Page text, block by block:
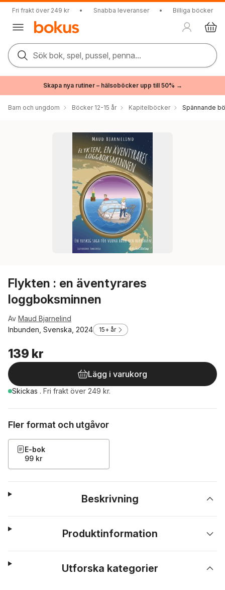
Fri frakt över 249 kr • Snabba leveranser • Billiga böcker
Sök bok, spel, pussel, penna...
Skapa nya rutiner – hälsoböcker upp till 50% →
Barn och ungdom Böcker 12-15 år Kapitelböcker Spännande
Flykten : en äventyrares
loggboksminnen
Av Maud Bjarnelind
Inbunden, Svenska, 2024
15+ år
139 kr
Lägg i varukorg
Skickas . Fri frakt över 249 kr.
Fler format och utgåvor
E-bok
99 kr
Beskrivning
Produktinformation
Utforska kategorier